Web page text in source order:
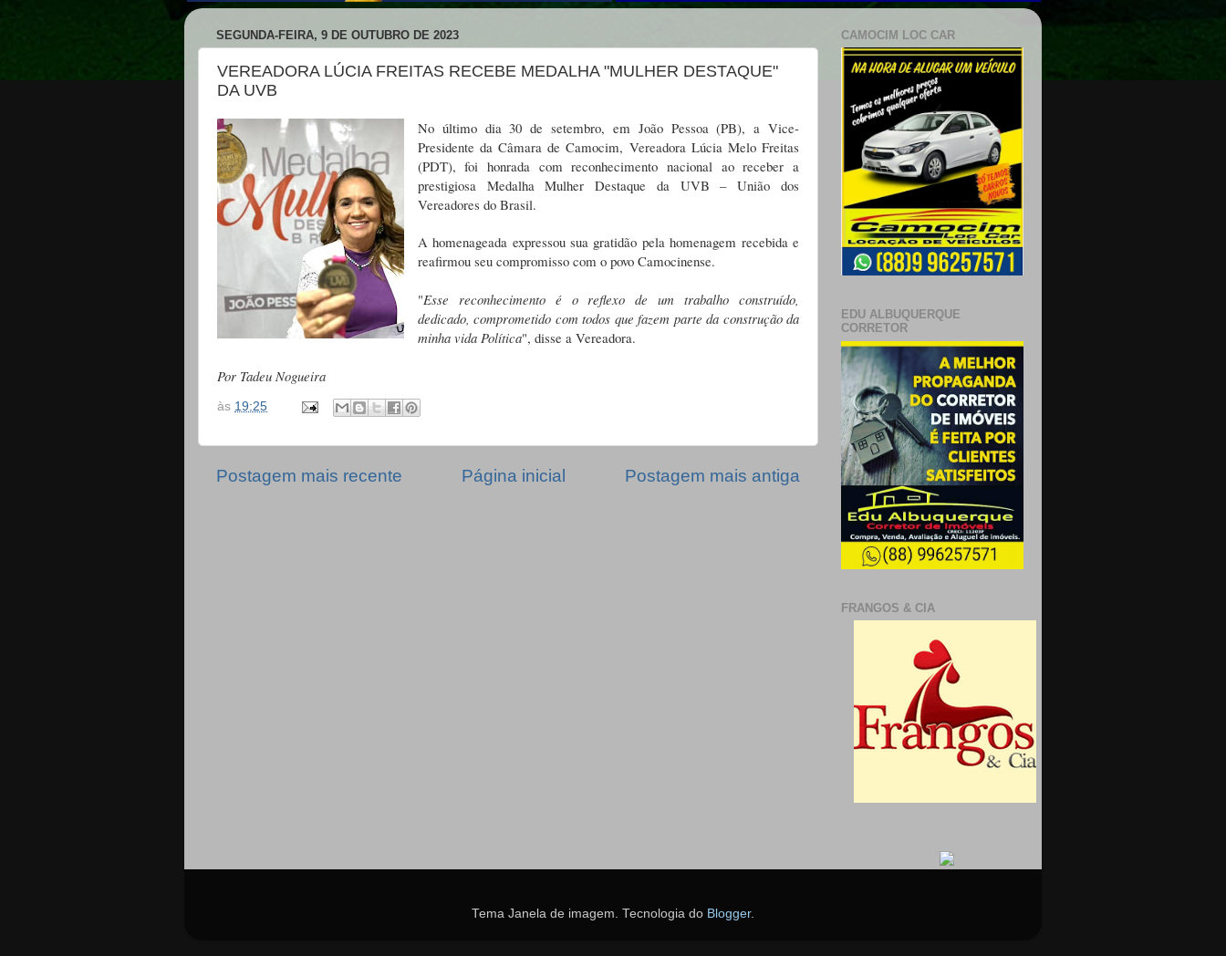
SEGUNDA-FEIRA, 9 DE OUTUBRO DE 2023
VEREADORA LÚCIA FREITAS RECEBE MEDALHA "MULHER DESTAQUE"
DA UVB
No último dia 30 de setembro, em João Pessoa (PB), a Vice-
Presidente da Câmara de Camocim, Vereadora Lúcia Melo Freitas
(PDT), foi honrada com reconhecimento nacional ao receber a
prestigiosa Medalha Mulher Destaque da UVB – União dos
Vereadores do Brasil.
A homenageada expressou sua gratidão pela homenagem recebida e
reafirmou seu compromisso com o povo Camocinense.
"Esse reconhecimento é o reflexo de um trabalho construído,
dedicado, comprometido com todos que fazem parte da construção da
minha vida Política", disse a Vereadora.
Por Tadeu Nogueira
às 19:25
Postagem mais recente Postagem mais antiga
Página inicial
CAMOCIM LOC CAR
EDU ALBUQUERQUE
CORRETOR
FRANGOS & CIA
Tema Janela de imagem. Tecnologia do Blogger.